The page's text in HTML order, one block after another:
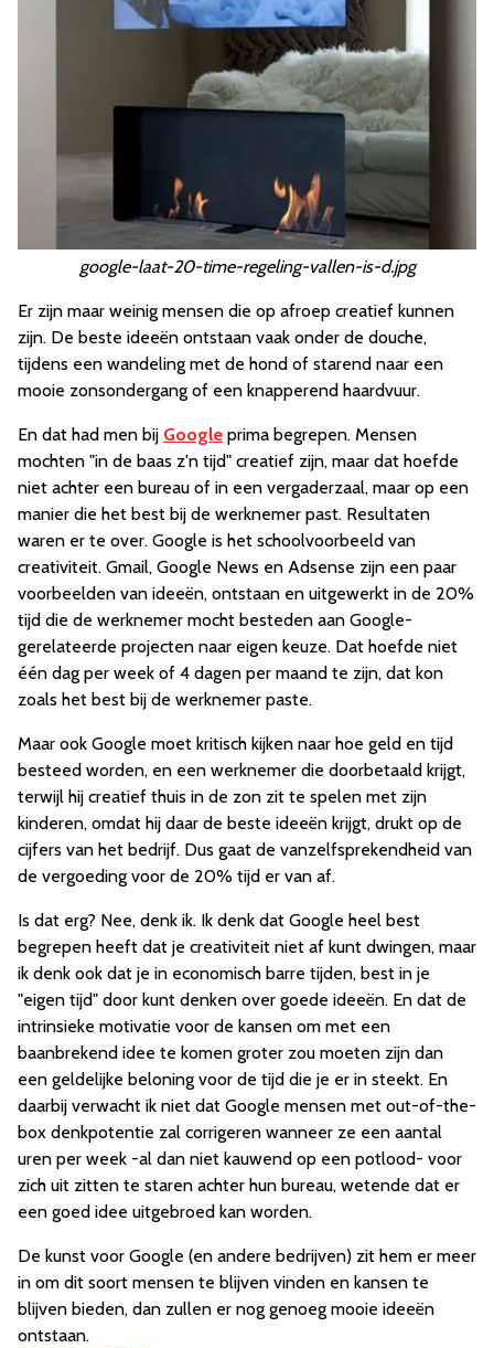
google-laat-20-time-regeling-vallen-is-d.jpg
Er zijn maar weinig mensen die op afroep creatief kunnen
zijn. De beste ideeën ontstaan vaak onder de douche,
tijdens een wandeling met de hond of starend naar een
mooie zonsondergang of een knapperend haardvuur.
En dat had men bij Google prima begrepen. Mensen
mochten "in de baas z'n tijd" creatief zijn, maar dat hoefde
niet achter een bureau of in een vergaderzaal, maar op een
manier die het best bij de werknemer past. Resultaten
waren er te over. Google is het schoolvoorbeeld van
creativiteit. Gmail, Google News en Adsense zijn een paar
voorbeelden van ideeën, ontstaan en uitgewerkt in de 20%
tijd die de werknemer mocht besteden aan Google-
gerelateerde projecten naar eigen keuze. Dat hoefde niet
één dag per week of 4 dagen per maand te zijn, dat kon
zoals het best bij de werknemer paste.
Maar ook Google moet kritisch kijken naar hoe geld en tijd
besteed worden, en een werknemer die doorbetaald krijgt,
terwijl hij creatief thuis in de zon zit te spelen met zijn
kinderen, omdat hij daar de beste ideeën krijgt, drukt op de
cijfers van het bedrijf. Dus gaat de vanzelfsprekendheid van
de vergoeding voor de 20% tijd er van af.
Is dat erg? Nee, denk ik. Ik denk dat Google heel best
begrepen heeft dat je creativiteit niet af kunt dwingen, maar
ik denk ook dat je in economisch barre tijden, best in je
"eigen tijd" door kunt denken over goede ideeën. En dat de
intrinsieke motivatie voor de kansen om met een
baanbrekend idee te komen groter zou moeten zijn dan
een geldelijke beloning voor de tijd die je er in steekt. En
daarbij verwacht ik niet dat Google mensen met out-of-the-
box denkpotentie zal corrigeren wanneer ze een aantal
uren per week -al dan niet kauwend op een potlood- voor
zich uit zitten te staren achter hun bureau, wetende dat er
een goed idee uitgebroed kan worden.
De kunst voor Google (en andere bedrijven) zit hem er meer
in om dit soort mensen te blijven vinden en kansen te
blijven bieden, dan zullen er nog genoeg mooie ideeën
ontstaan.